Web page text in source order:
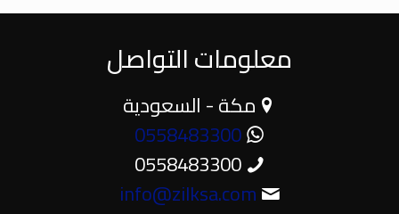
معلومات التواصل
مكة - السعودية
0558483300
0558483300
info@zilksa.com